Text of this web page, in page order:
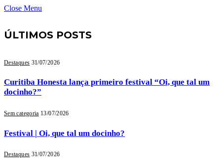
Close Menu
ÚLTIMOS POSTS
Destaques 31/07/2026
Curitiba Honesta lança primeiro festival “Oi, que tal um
docinho?”
Sem categoria 13/07/2026
Festival | Oi, que tal um docinho?
Destaques 31/07/2026